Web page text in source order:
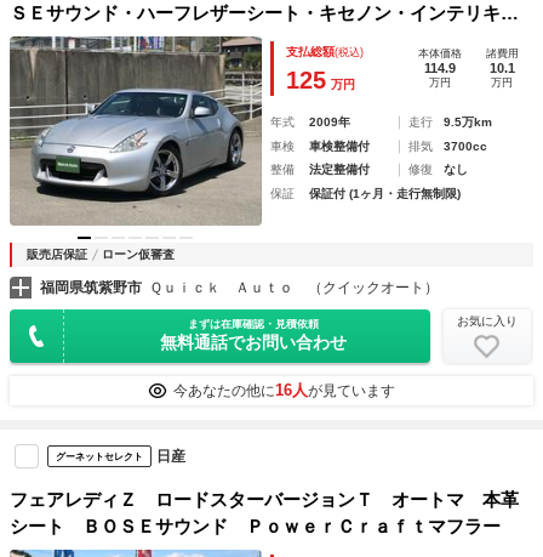
ＳＥサウンド・ハーフレザーシート・キセノン・インテリキ
ー・純正アルミ・７速パドル
支払総額(税込)
125 万円
本体価格
114.9
万円
諸費用
10.1
万円
年式 2009年 走行
9.5万km
車検
車検整備付 排気
3700cc
整備
法定整備付 修復
なし
保証
保証付 (1ヶ月・走行無制限)
販売店保証 ローン仮審査
福岡県筑紫野市 Ｑｕｉｃｋ Ａｕｔｏ （クイックオート）
まずは在庫確認・見積依頼
無料通話でお問い合わせ
お気に入り
今あなたの他に16人が見ています
グーネットセレクト 日産
フェアレディＺ ロードスターバージョンＴ オートマ 本革
シート ＢＯＳＥサウンド ＰｏｗｅｒＣｒａｆｔマフラー